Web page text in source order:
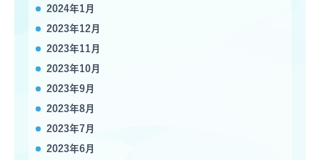
2024年1月
2023年12月
2023年11月
2023年10月
2023年9月
2023年8月
2023年7月
2023年6月